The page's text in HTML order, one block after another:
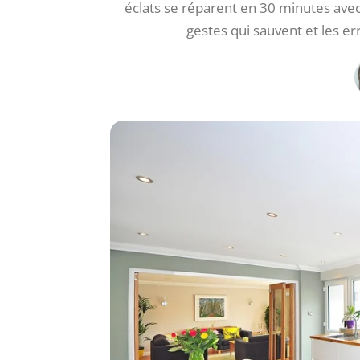
éclats se réparent en 30 minutes
gestes qui sauvent et les